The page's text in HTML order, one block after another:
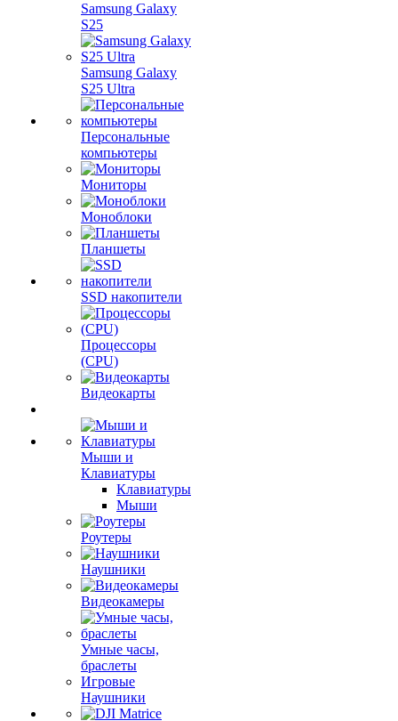
Samsung Galaxy
S25
Samsung Galaxy
S25 Ultra
Персональные
компьютеры
Мониторы
Моноблоки
Планшеты
SSD накопители
Процессоры
(CPU)
Видеокарты
Мыши и
Клавиатуры
Клавиатуры
Мыши
Роутеры
Наушники
Видеокамеры
Умные часы,
браслеты
Игровые
Наушники